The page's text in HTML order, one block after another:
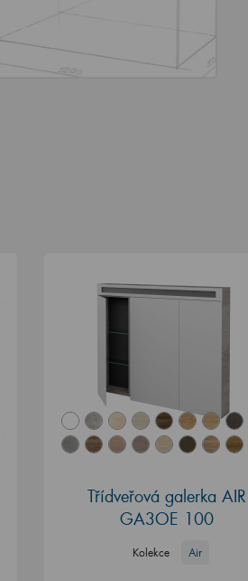
Třídveřová galerka AIR
GA3OE 100
Kolekce Air